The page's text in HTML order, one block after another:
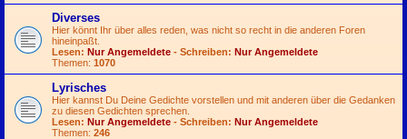
Diverses
Hier könnt Ihr über alles reden, was nicht so recht in die anderen Foren
hineinpaßt.
Lesen: Nur Angemeldete - Schreiben: Nur Angemeldete
Themen: 1070
Lyrisches
Hier kannst Du Deine Gedichte vorstellen und mit anderen über die Gedanken
zu diesen Gedichten sprechen.
Lesen: Nur Angemeldete - Schreiben: Nur Angemeldete
Themen: 246